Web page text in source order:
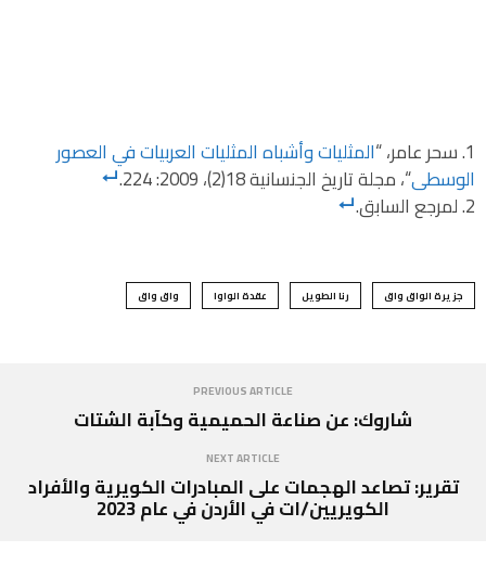
سحر عامر، “المثليات وأشباه المثليات العربيات في العصور
الوسطى“، مجلة تاريخ الجنسانية 18(2)، 2009: 224.
لمرجع السابق.
جزيرة الواق واق رنا الطويل عقدة الواوا واق واق
PREVIOUS ARTICLE
شاروك: عن صناعة الحميمية وكآبة الشتات
NEXT ARTICLE
تقرير: تصاعد الهجمات على المبادرات الكويرية والأفراد
الكويريين/ات في الأردن في عام 2023